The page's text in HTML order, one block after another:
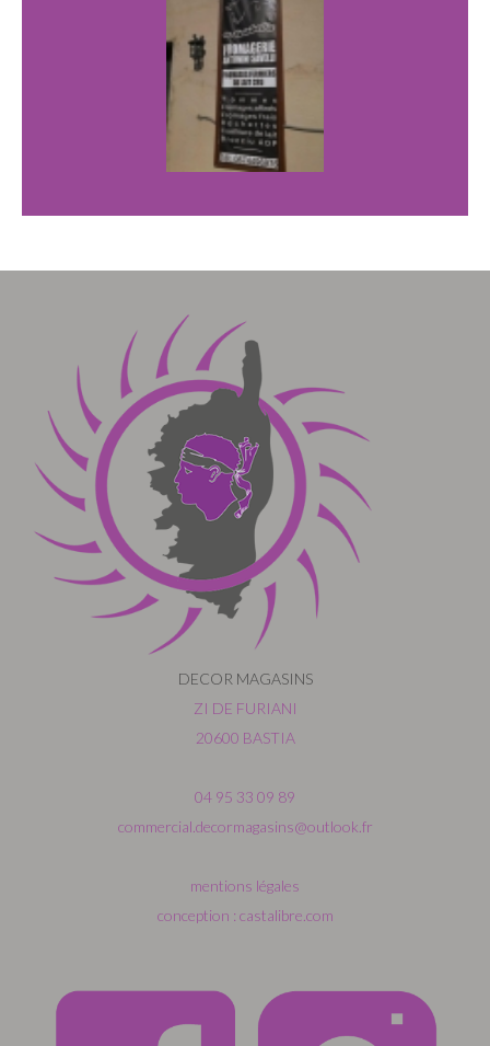
DECOR MAGASINS
ZI DE FURIANI
20600 BASTIA
04 95 33 09 89
commercial.decormagasins@outlook.fr
mentions légales
conception : castalibre.com